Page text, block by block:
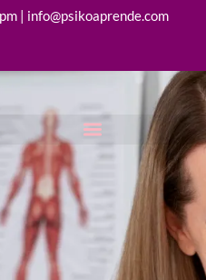
| info@psikoaprende.com